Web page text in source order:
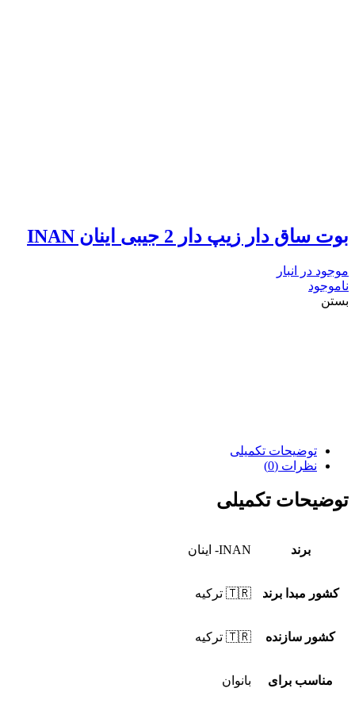
بوت ساق دار زیپ دار 2 جیبی اینان INAN
موجود در انبار
ناموجود
بستن
توضیحات تکمیلی
نظرات (0)
توضیحات تکمیلی
برند INAN- اینان
کشور مبدا برند 🇹🇷 ترکیه
کشور سازنده 🇹🇷 ترکیه
مناسب برای بانوان